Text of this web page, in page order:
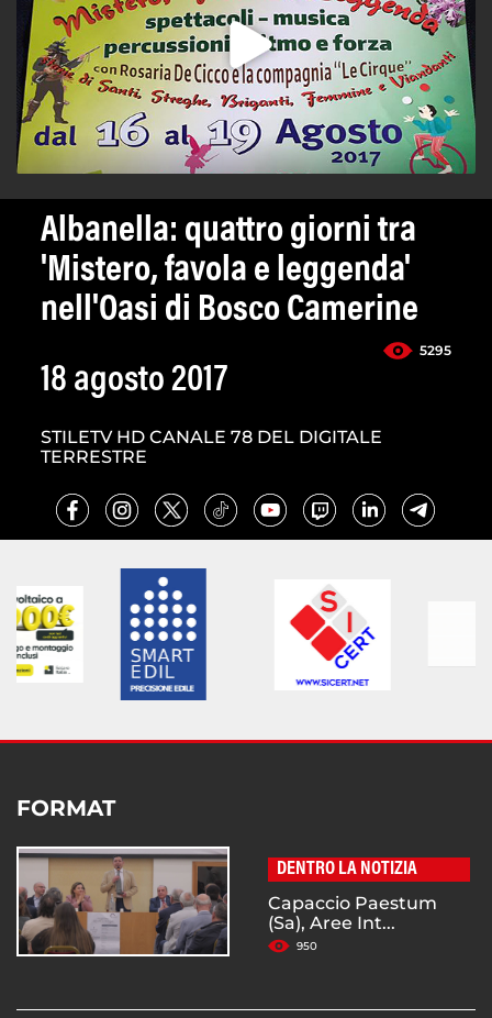
Albanella: quattro giorni tra
'Mistero, favola e leggenda'
nell'Oasi di Bosco Camerine
5295
18 agosto 2017
STILETV HD CANALE 78 DEL DIGITALE
TERRESTRE
FORMAT
DENTRO LA NOTIZIA
Capaccio Paestum
(Sa), Aree Int...
950